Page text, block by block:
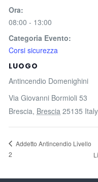
Ora:
08:00 - 13:00
Categoria Evento:
Corsi sicurezza
LUOGO
Antincendio Domenighini
Via Giovanni Bormioli 53
Brescia, Brescia 25135 Italy
Addetto Antincendio Livello
2